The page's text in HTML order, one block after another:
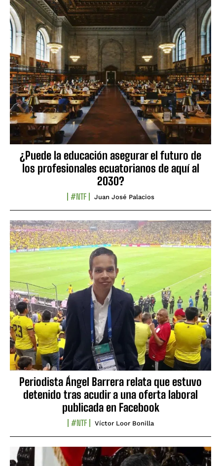
¿Puede la educación asegurar el futuro de
los profesionales ecuatorianos de aquí al
2030?
#NTF Juan José Palacios
Periodista Ángel Barrera relata que estuvo
detenido tras acudir a una oferta laboral
publicada en Facebook
#NTF Víctor Loor Bonilla